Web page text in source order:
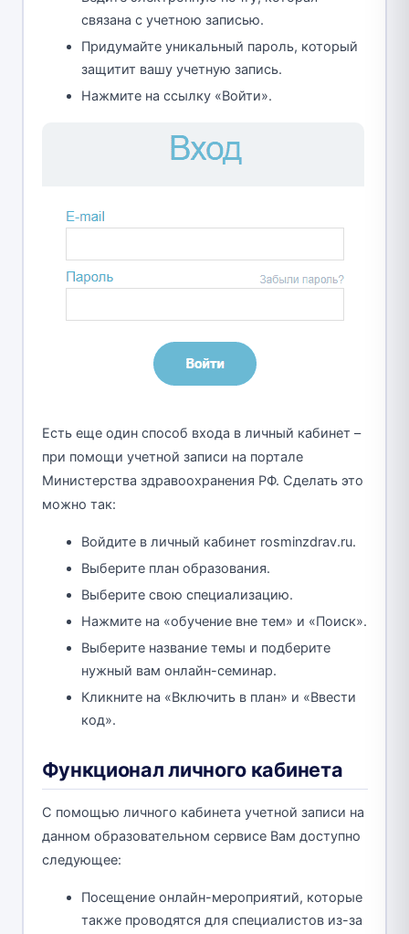
связана с учетною записью.
Придумайте уникальный пароль, который
защитит вашу учетную запись.
Нажмите на ссылку «Войти».
Есть еще один способ входа в личный кабинет –
при помощи учетной записи на портале
Министерства здравоохранения РФ. Сделать это
можно так:
Войдите в личный кабинет rosminzdrav.ru.
Выберите план образования.
Выберите свою специализацию.
Нажмите на «обучение вне тем» и «Поиск».
Выберите название темы и подберите
нужный вам онлайн-семинар.
Кликните на «Включить в план» и «Ввести
код».
Функционал личного кабинета
С помощью личного кабинета учетной записи на
данном образовательном сервисе Вам доступно
следующее:
Посещение онлайн-мероприятий, которые
также проводятся для специалистов из-за